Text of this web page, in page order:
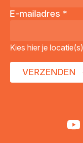
E-mailadres *
Kies hier je locatie(s)
VERZENDEN